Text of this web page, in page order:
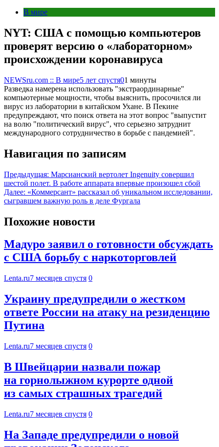
В мире
NYT: США с помощью компьютеров
проверят версию о «лабораторном»
происхождении коронавируса
NEWSru.com :: В мире5 лет спустя01 минуты
Разведка намерена использовать "экстраординарные"
компьютерные мощности, чтобы выяснить, просочился ли
вирус из лаборатории в китайском Ухане. В Пекине
предупреждают, что поиск ответа на этот вопрос "выпустит
на волю "политический вирус", что серьезно затруднит
международного сотрудничество в борьбе с пандемией".
Навигация по записям
Предыдущая: Марсианский вертолет Ingenuity совершил
шестой полет. В работе аппарата впервые произошел сбой
Далее: «Коммерсант» рассказал об уникальном исследовании,
сыгравшем важную роль в деле Фургала
Похожие новости
Мадуро заявил о готовности обсуждать
с США борьбу с наркоторговлей
Lenta.ru7 месяцев спустя 0
Украину предупредили о жестком
ответе России на атаку на резиденцию
Путина
Lenta.ru7 месяцев спустя 0
В Швейцарии назвали пожар
на горнолыжном курорте одной
из самых страшных трагедий
Lenta.ru7 месяцев спустя 0
На Западе предупредили о новой